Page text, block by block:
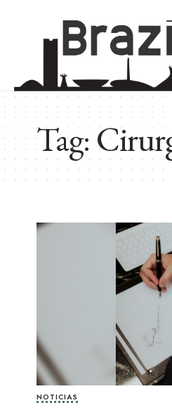
Tag:
NOTICIAS